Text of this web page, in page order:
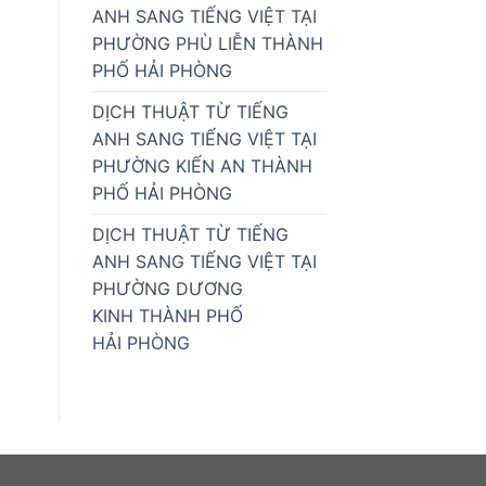
ANH SANG TIẾNG VIỆT TẠI
PHƯỜNG PHÙ LIỄN THÀNH
PHỐ HẢI PHÒNG
DỊCH THUẬT TỪ TIẾNG
ANH SANG TIẾNG VIỆT TẠI
PHƯỜNG KIẾN AN THÀNH
PHỐ HẢI PHÒNG
DỊCH THUẬT TỪ TIẾNG
ANH SANG TIẾNG VIỆT TẠI
PHƯỜNG DƯƠNG
KINH THÀNH PHỐ
HẢI PHÒNG